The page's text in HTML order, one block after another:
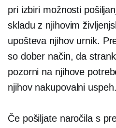
pri izbiri možnosti
skladu z njihovim
upošteva njihov urnik.
so dober način, da
pozorni na njihove
njihov nakupovalni uspeh.
Če pošiljate naročila s